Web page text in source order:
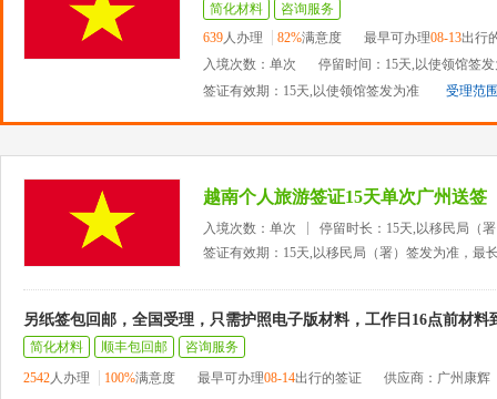
简化材料
咨询服务
639人办理 82%满意度 最早可办理08-13出行
入境次数：单次
停留时间：15天,以使领馆签
签证有效期：15天,以使领馆签发为准
受理范
越南个人旅游签证15天单次广州送签
入境次数：单次
停留时长：15天,以移民局（
签证有效期：15天,以移民局（署）签发为准，最
另纸签包回邮，全国受理，只需护照电子版材料，工作日16点前材料
简化材料 顺丰包回邮
咨询服务
2542人办理 100%满意度 最早可办理08-14出行的签证 供应商：广州康辉